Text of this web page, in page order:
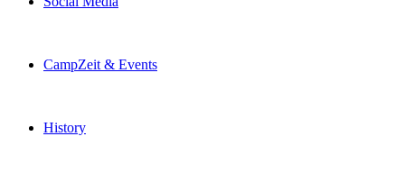
CampZeit & Events
History